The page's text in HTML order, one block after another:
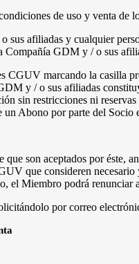
de uso y venta
sus afiliadas y cualquier
GDM y / o sus
CGUV marcando la casilla
y / o sus afiliadas
sin restricciones ni
Abono por parte del
son aceptados por éste,
que consideren
el Miembro podrá renunciar
por correo